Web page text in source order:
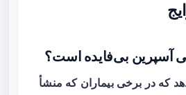
که در برخی بیماران که منشأ